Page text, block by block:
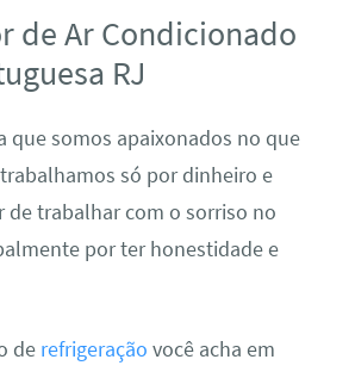
de Ar Condicionado
RJ
que somos apaixonados no que
só por dinheiro e
de trabalhar com o sorriso no
por ter honestidade e
de refrigeração você acha em